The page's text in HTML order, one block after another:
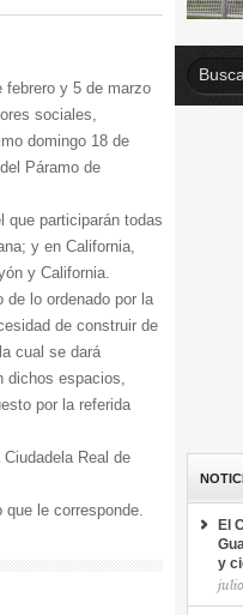
febrero y 5 de marzo
sociales,
domingo 18 de
Páramo de
que participarán todas
y en California,
y California.
de lo ordenado por la
de construir de
cual se dará
dichos espacios,
por la referida
Real de
le corresponde.
El
y